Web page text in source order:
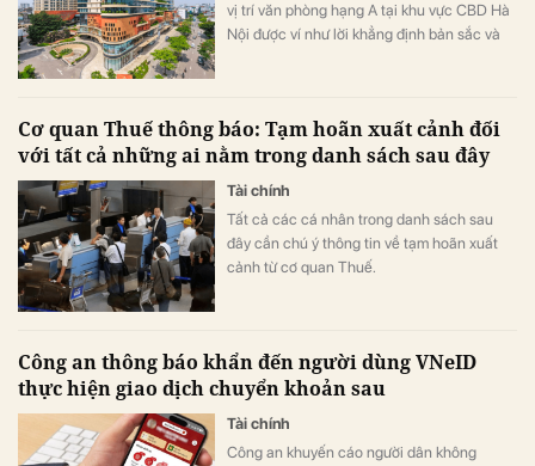
vị trí văn phòng hạng A tại khu vực CBD Hà
Nội được ví như lời khẳng định bản sắc và
biến khu vực trung tâm thành lựa chọn hàng
đầu của các tập đoàn đa quốc gia.
Cơ quan Thuế thông báo: Tạm hoãn xuất cảnh đối
với tất cả những ai nằm trong danh sách sau đây
Tài chính
Tất cả các cá nhân trong danh sách sau
đây cần chú ý thông tin về tạm hoãn xuất
cảnh từ cơ quan Thuế.
Công an thông báo khẩn đến người dùng VNeID
thực hiện giao dịch chuyển khoản sau
Tài chính
Công an khuyến cáo người dân không